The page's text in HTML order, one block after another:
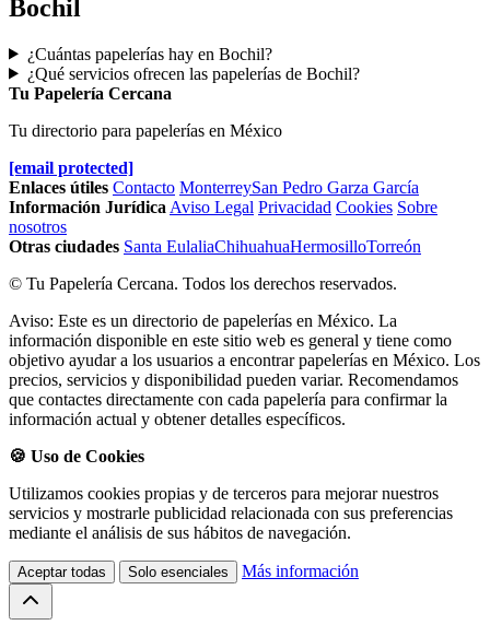
Bochil
¿Cuántas papelerías hay en Bochil?
¿Qué servicios ofrecen las papelerías de Bochil?
Tu Papelería Cercana
Tu directorio para papelerías en México
[email protected]
Enlaces útiles Contacto MonterreySan Pedro Garza García
Información Jurídica Aviso Legal Privacidad Cookies Sobre
nosotros
Otras ciudades Santa EulaliaChihuahuaHermosilloTorreón
© Tu Papelería Cercana. Todos los derechos reservados.
Aviso: Este es un directorio de papelerías en México. La
información disponible en este sitio web es general y tiene como
objetivo ayudar a los usuarios a encontrar papelerías en México. Los
precios, servicios y disponibilidad pueden variar. Recomendamos
que contactes directamente con cada papelería para confirmar la
información actual y obtener detalles específicos.
🍪 Uso de Cookies
Utilizamos cookies propias y de terceros para mejorar nuestros
servicios y mostrarle publicidad relacionada con sus preferencias
mediante el análisis de sus hábitos de navegación.
Aceptar todas Solo esenciales Más información